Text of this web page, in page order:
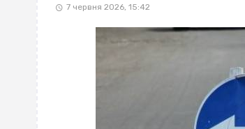
7 червня 2026, 15:42